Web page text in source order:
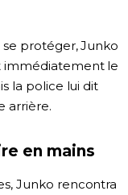
se protéger, Junko
immédiatement le
la police lui dit
arrière.
en mains
Junko rencontra